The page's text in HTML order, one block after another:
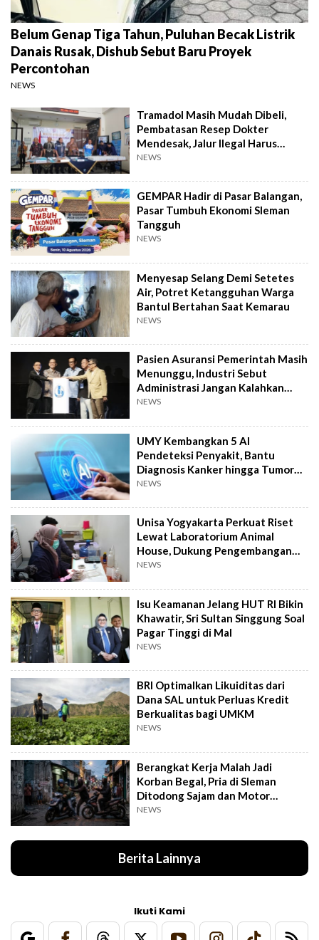
Belum Genap Tiga Tahun, Puluhan Becak Listrik
Danais Rusak, Dishub Sebut Baru Proyek
Percontohan
NEWS
Tramadol Masih Mudah Dibeli,
Pembatasan Resep Dokter
Mendesak, Jalur Ilegal Harus
Distop
NEWS
GEMPAR Hadir di Pasar Balangan,
Pasar Tumbuh Ekonomi Sleman
Tangguh
NEWS
Menyesap Selang Demi Setetes
Air, Potret Ketangguhan Warga
Bantul Bertahan Saat Kemarau
NEWS
Pasien Asuransi Pemerintah Masih
Menunggu, Industri Sebut
Administrasi Jangan Kalahkan
Kemanusiaan
NEWS
UMY Kembangkan 5 AI
Pendeteksi Penyakit, Bantu
Diagnosis Kanker hingga Tumor
Otak Lebih Cepat
NEWS
Unisa Yogyakarta Perkuat Riset
Lewat Laboratorium Animal
House, Dukung Pengembangan
Kandidat Obat
NEWS
Isu Keamanan Jelang HUT RI Bikin
Khawatir, Sri Sultan Singgung Soal
Pagar Tinggi di Mal
NEWS
BRI Optimalkan Likuiditas dari
Dana SAL untuk Perluas Kredit
Berkualitas bagi UMKM
NEWS
Berangkat Kerja Malah Jadi
Korban Begal, Pria di Sleman
Ditodong Sajam dan Motor
Digasak
NEWS
Berita Lainnya
Ikuti Kami